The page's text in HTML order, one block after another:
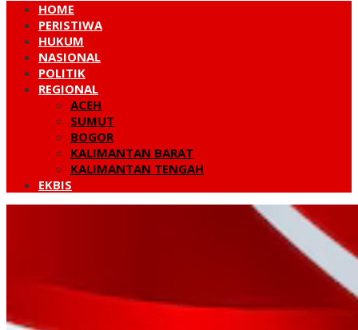
HOME
PERISTIWA
HUKUM
NASIONAL
POLITIK
REGIONAL
ACEH
SUMUT
BOGOR
KALIMANTAN BARAT
KALIMANTAN TENGAH
EKBIS